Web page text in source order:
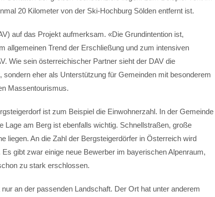
20 Kilometer von der Ski-Hochburg Sölden entfernt ist.
auf das Projekt aufmerksam. «Die Grundintention ist,
allgemeinen Trend der Erschließung und zum intensiven
Wie sein österreichischer Partner sieht der DAV die
eher als Unterstützung für Gemeinden mit besonderem
Massentourismus.
ist zum Beispiel die Einwohnerzahl. In der Gemeinde
Lage am Berg ist ebenfalls wichtig. Schnellstraßen, große
liegen. An die Zahl der Bergsteigerdörfer in Österreich wird
gibt zwar einige neue Bewerber im bayerischen Alpenraum,
zu stark erschlossen.
an der passenden Landschaft. Der Ort hat unter anderem